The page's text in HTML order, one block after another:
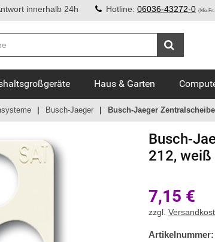
innerhalb 24h Hotline: 06036-43272-0 (Mo-Fr:
Haus & Garten
Busch-Jaeger Busch-Jaeger
Busch-
212, weiß
7,15 €
zzgl.
Artikelnummer: